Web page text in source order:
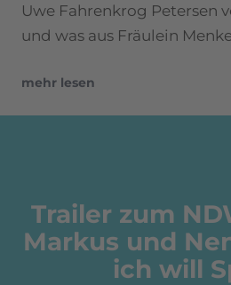
Uwe Fahrenkrog Petersen
und was aus Fräulein
mehr lesen
Trailer zum
Markus und
ich will